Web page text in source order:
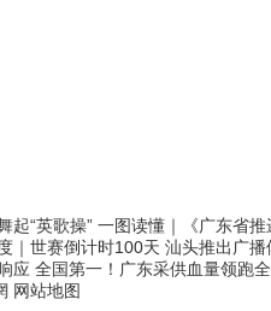
起“英歌操” 一图读懂｜《广东省推
｜世赛倒计时100天 汕头推出广播
应 全国第一！广东采供血量领跑
网站地图